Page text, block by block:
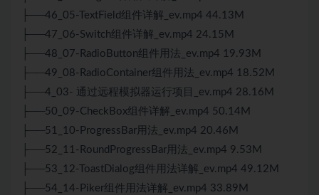
├──46_05-TextField组件详解_ev.mp4 44.13M
├──47_06-Switch组件详解_ev.mp4 24.15M
├──48_07-RadioButton组件用法_ev.mp4 19.93M
├──49_08-RadioContainer组件用法_ev.mp4 18.52M
├──4_03- 通过远程模拟器运行项目_ev.mp4 28.16M
├──50_09-CheckBox组件详解_ev.mp4 50.14M
├──51_10-ProgressBar用法_ev.mp4 20.46M
├──52_11-RoundProgressBar用法_ev.mp4 9.53M
├──53_12-ToastDialog组件用法详解_ev.mp4 49.12M
├──54_14-Piker组件用法详解_ev.mp4 33.89M